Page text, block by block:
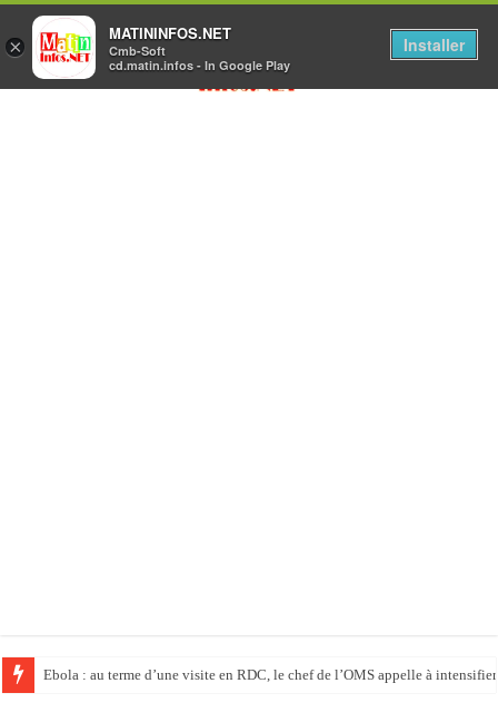
Ebola : au terme d’une visite en RDC, le chef de l’OMS appelle à
×
MATININFOS.NET
Cmb-Soft
cd.matin.infos - In Google Play
Installer